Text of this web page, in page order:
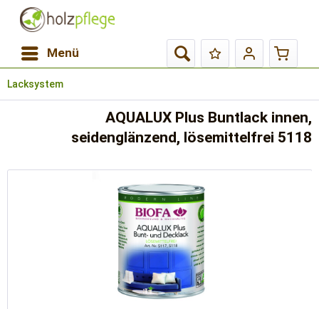
Menü
Lacksystem
AQUALUX Plus Buntlack innen,
seidenglänzend, lösemittelfrei 5118